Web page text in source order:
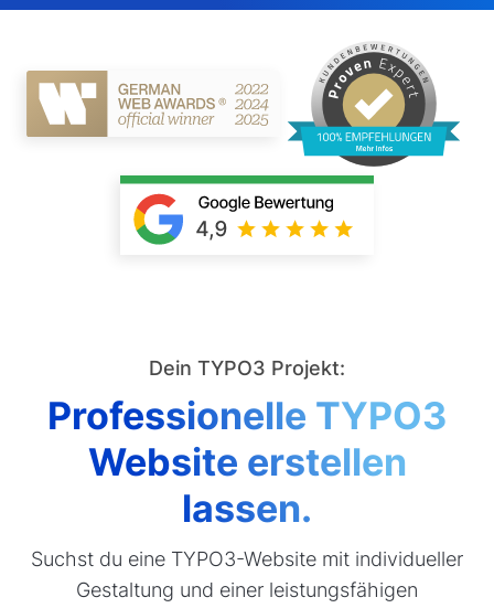
Dein TYPO3 Projekt:
Professionelle TYPO3
Website erstellen
lassen.
Suchst du eine TYPO3-Website mit individueller
Gestaltung und einer leistungsfähigen